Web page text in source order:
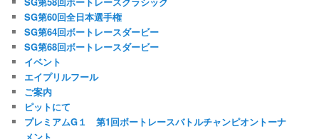
SG第60回全日本選手権
SG第64回ボートレースダービー
SG第68回ボートレースダービー
イベント
エイプリルフール
ご案内
ピットにて
プレミアムG１ 第1回ボートレースバトルチャンピオントーナ
メント